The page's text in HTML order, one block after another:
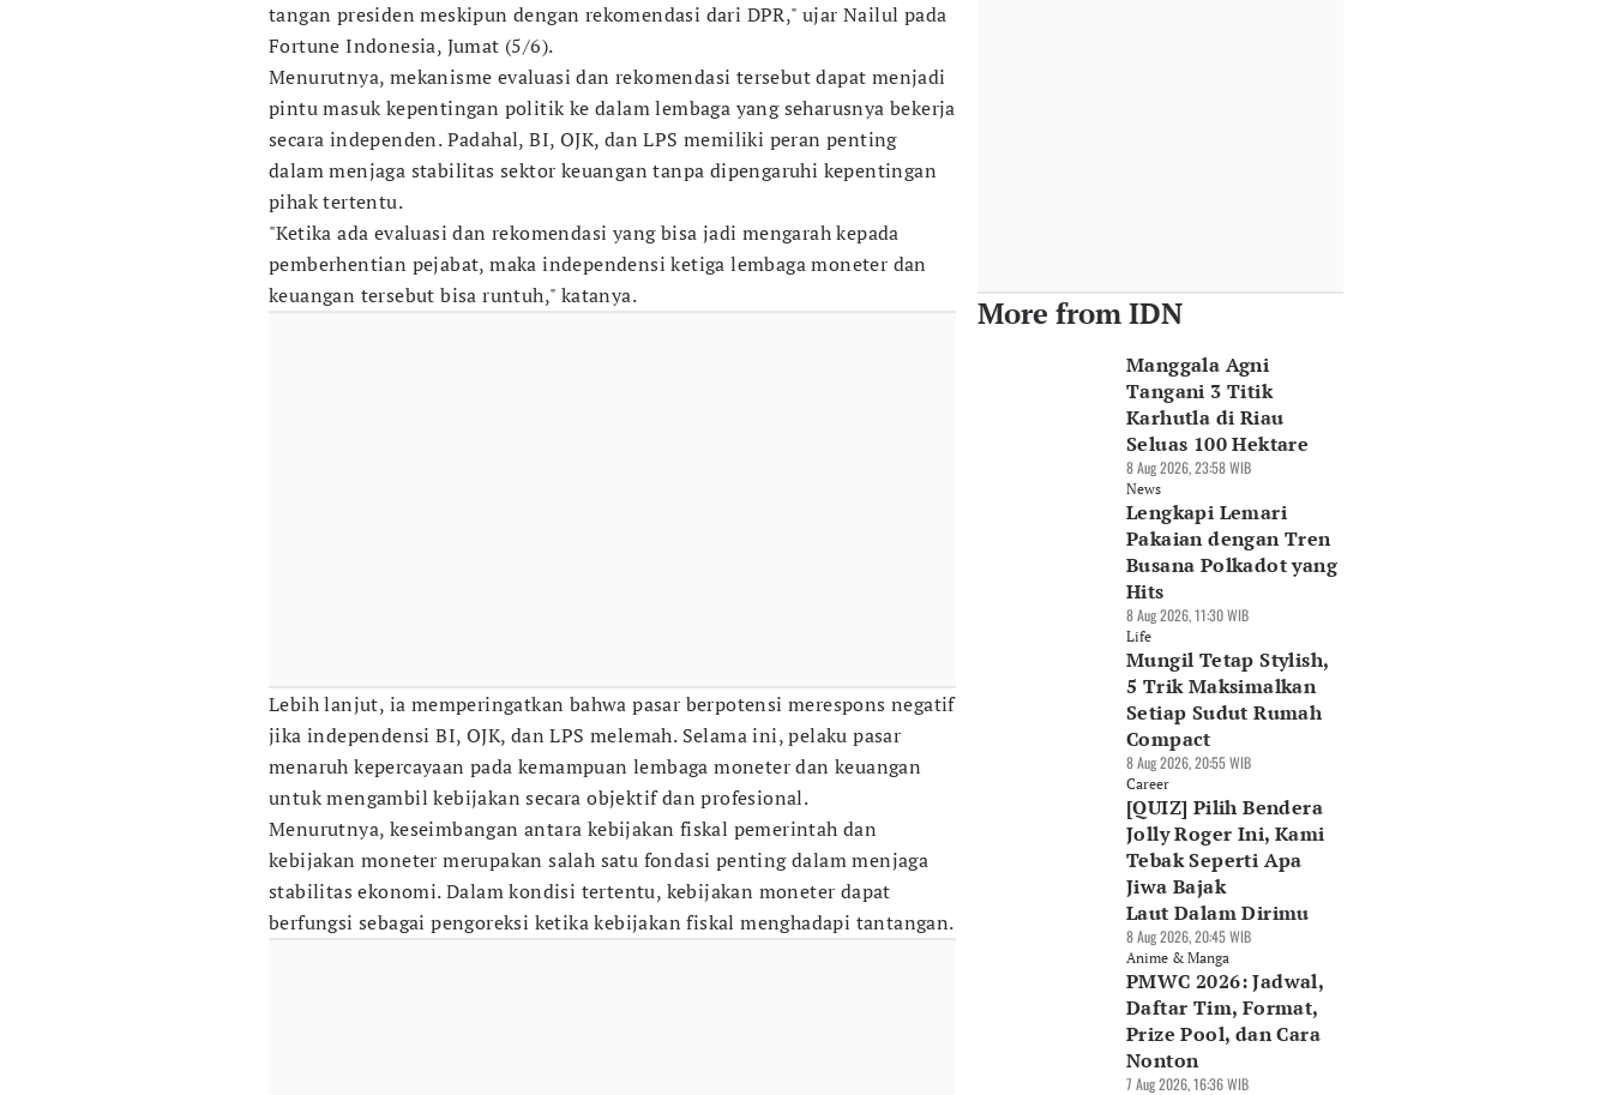
tangan presiden meskipun dengan rekomendasi dari DPR," ujar Nailul pada
Fortune Indonesia, Jumat (5/6).
Menurutnya, mekanisme evaluasi dan rekomendasi tersebut dapat menjadi
pintu masuk kepentingan politik ke dalam lembaga yang seharusnya bekerja
secara independen. Padahal, BI, OJK, dan LPS memiliki peran penting
dalam menjaga stabilitas sektor keuangan tanpa dipengaruhi kepentingan
pihak tertentu.
"Ketika ada evaluasi dan rekomendasi yang bisa jadi mengarah kepada
pemberhentian pejabat, maka independensi ketiga lembaga moneter dan
keuangan tersebut bisa runtuh," katanya.
Lebih lanjut, ia memperingatkan bahwa pasar berpotensi merespons negatif
jika independensi BI, OJK, dan LPS melemah. Selama ini, pelaku pasar
menaruh kepercayaan pada kemampuan lembaga moneter dan keuangan
untuk mengambil kebijakan secara objektif dan profesional.
Menurutnya, keseimbangan antara kebijakan fiskal pemerintah dan
kebijakan moneter merupakan salah satu fondasi penting dalam menjaga
stabilitas ekonomi. Dalam kondisi tertentu, kebijakan moneter dapat
berfungsi sebagai pengoreksi ketika kebijakan fiskal menghadapi tantangan.
More from IDN
Manggala Agni
Tangani 3 Titik
Karhutla di Riau
Seluas 100 Hektare
8 Aug 2026, 23:58 WIB
News
Lengkapi Lemari
Pakaian dengan Tren
Busana Polkadot yang
Hits
8 Aug 2026, 11:30 WIB
Life
Mungil Tetap Stylish,
5 Trik Maksimalkan
Setiap Sudut Rumah
Compact
8 Aug 2026, 20:55 WIB
Career
[QUIZ] Pilih Bendera
Jolly Roger Ini, Kami
Tebak Seperti Apa
Jiwa Bajak
Laut Dalam Dirimu
8 Aug 2026, 20:45 WIB
Anime & Manga
PMWC 2026: Jadwal,
Daftar Tim, Format,
Prize Pool, dan Cara
Nonton
7 Aug 2026, 16:36 WIB